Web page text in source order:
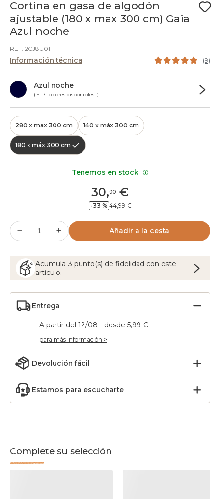
Cortina en gasa de algodón
ajustable (180 x max 300 cm) Gaïa
Azul noche
REF. 2CJ8U01
Información técnica (9)
Azul noche
( + 17 colores disponibles )
280 x max 300 cm 140 x máx 300 cm
180 x máx 300 cm
30,00 €
-33 % 44,99 €
Añadir a la cesta
Acumula 3 punto(s) de fidelidad con este
artículo.
Entrega
A partir del 12/08 - desde 5,99 €
para más información >
Devolución fácil
Estamos para escucharte
Complete su selección